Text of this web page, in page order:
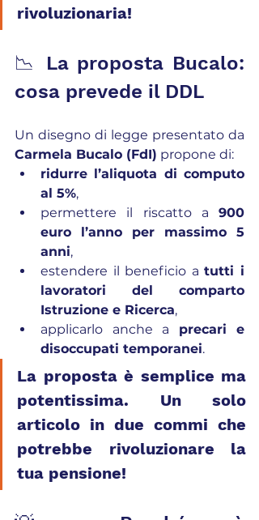
rivoluzionaria!
📉 La proposta Bucalo:
cosa prevede il DDL
Carmela Bucalo (FdI) propone di:
ridurre l’aliquota di computo
al 5%,
permettere il riscatto a 900
euro l’anno per massimo 5
anni,
estendere il beneficio a tutti i
lavoratori del comparto
Istruzione e Ricerca,
applicarlo anche a precari e
disoccupati temporanei.
La proposta è semplice ma
potentissima. Un solo
articolo in due commi che
potrebbe rivoluzionare la
tua pensione!